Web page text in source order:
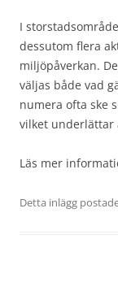
I
dessutom flera
miljöpåverkan.
väljas både vad
numera ofta ske
vilket underlättar
Läs mer
Detta inlägg